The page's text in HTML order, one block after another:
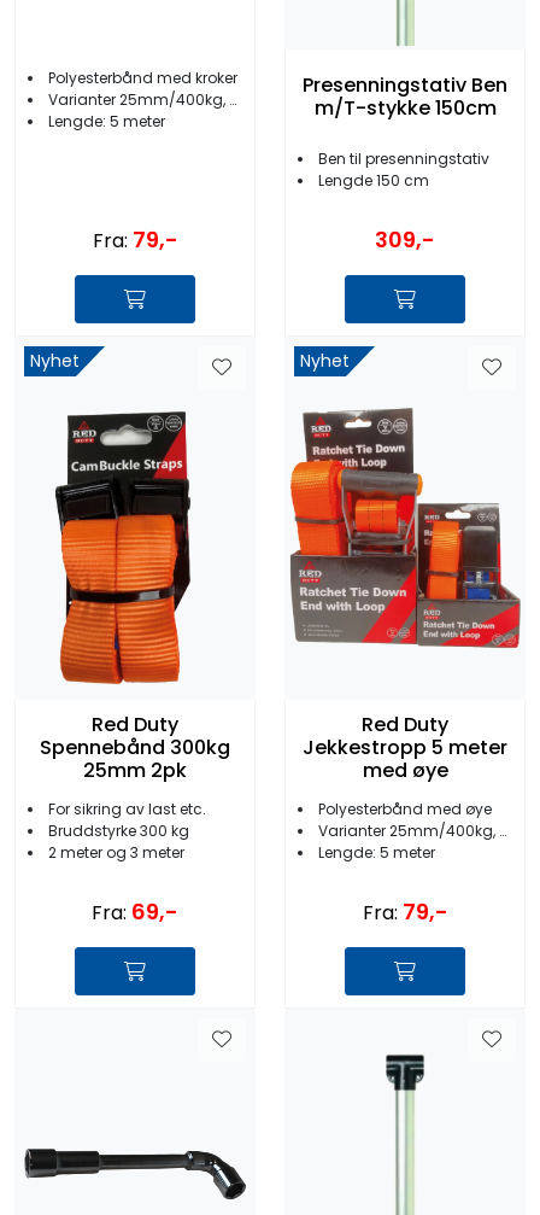
Polyesterbånd med kroker
Varianter 25mm/400kg, 38mm/1000kg
Lengde: 5 meter
Fra: 79,-
Presenningstativ Ben
m/T-stykke 150cm
Ben til presenningstativ
Lengde 150 cm
309,-
Nyhet
Red Duty
Spennebånd 300kg
25mm 2pk
For sikring av last etc.
Bruddstyrke 300 kg
2 meter og 3 meter
Fra: 69,-
Nyhet
Red Duty
Jekkestropp 5 meter
med øye
Polyesterbånd med øye
Varianter 25mm/400kg, 38mm/1000kg
Lengde: 5 meter
Fra: 79,-